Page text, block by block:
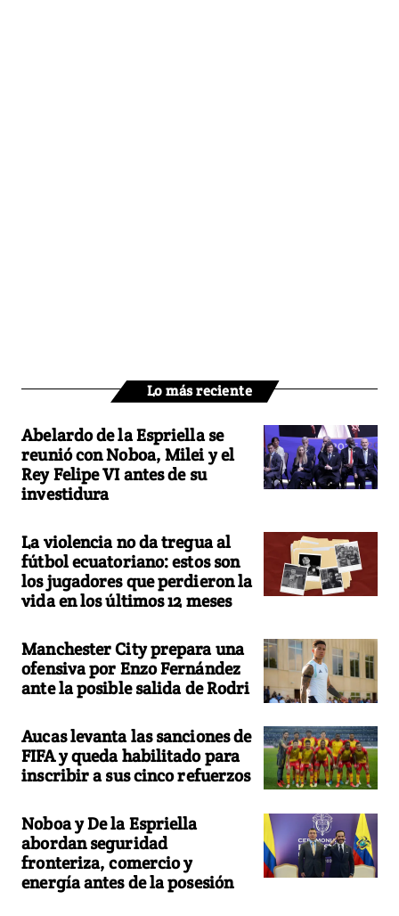
Lo más reciente
Abelardo de la Espriella se
reunió con Noboa, Milei y el
Rey Felipe VI antes de su
investidura
La violencia no da tregua al
fútbol ecuatoriano: estos son
los jugadores que perdieron la
vida en los últimos 12 meses
Manchester City prepara una
ofensiva por Enzo Fernández
ante la posible salida de Rodri
Aucas levanta las sanciones de
FIFA y queda habilitado para
inscribir a sus cinco refuerzos
Noboa y De la Espriella
abordan seguridad
fronteriza, comercio y
energía antes de la posesión